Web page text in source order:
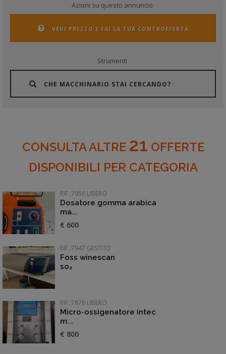
Azioni su questo annuncio
VEDI PREZZO E FAI LA TUA CONTROFFERTA
Strumenti
CHE MACCHINARIO STAI CERCANDO?
CONSULTA ALTRE 21 OFFERTE
DISPONIBILI PER CATEGORIA
RIF.:7956 LIBERO
Dosatore gomma arabica
ma...
€ 600
RIF.:7947 GESTITO
Foss winescan
so₂
RIF.:7876 LIBERO
Micro-ossigenatore intec
m...
€ 800